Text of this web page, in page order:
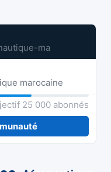
ma
marocaine
25 000 abonnés